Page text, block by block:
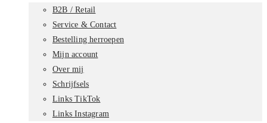
B2B / Retail
Service & Contact
Bestelling herroepen
Mijn account
Over mij
Schrijfsels
Links TikTok
Links Instagram